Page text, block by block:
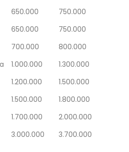
650.000
750.000
650.000
750.000
700.000
800.000
1.000.000
1.300.000
1.200.000
1.500.000
1.500.000
1.800.000
1.700.000
2.000.000
3.000.000 3.700.000